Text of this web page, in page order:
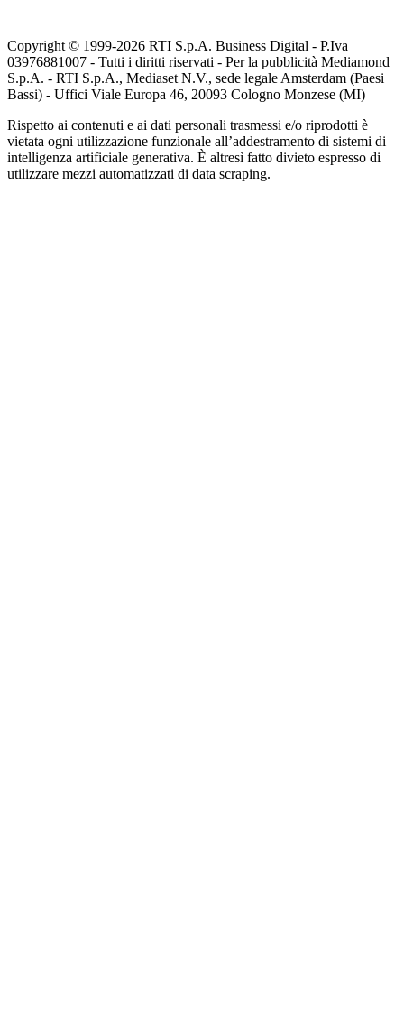
Copyright © 1999-2026 RTI S.p.A. Business Digital - P.Iva
03976881007 - Tutti i diritti riservati - Per la pubblicità Mediamond
S.p.A. - RTI S.p.A., Mediaset N.V., sede legale Amsterdam (Paesi
Bassi) - Uffici Viale Europa 46, 20093 Cologno Monzese (MI)
Rispetto ai contenuti e ai dati personali trasmessi e/o riprodotti è
vietata ogni utilizzazione funzionale all’addestramento di sistemi di
intelligenza artificiale generativa. È altresì fatto divieto espresso di
utilizzare mezzi automatizzati di data scraping.